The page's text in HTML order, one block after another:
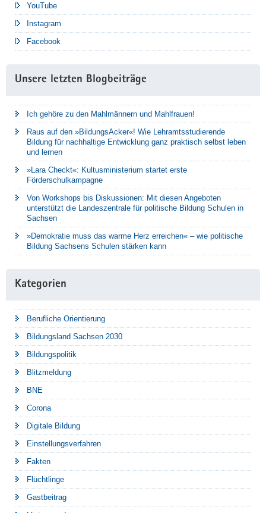
YouTube
Instagram
Facebook
Unsere letzten Blogbeiträge
Ich gehöre zu den Mahlmännern und Mahlfrauen!
Raus auf den »BildungsAcker«! Wie Lehramtsstudierende
Bildung für nachhaltige Entwicklung ganz praktisch selbst leben
und lernen
»Lara Checkt«: Kultusministerium startet erste
Förderschulkampagne
Von Workshops bis Diskussionen: Mit diesen Angeboten
unterstützt die Landeszentrale für politische Bildung Schulen in
Sachsen
»Demokratie muss das warme Herz erreichen« – wie politische
Bildung Sachsens Schulen stärken kann
Kategorien
Berufliche Orientierung
Bildungsland Sachsen 2030
Bildungspolitik
Blitzmeldung
BNE
Corona
Digitale Bildung
Einstellungsverfahren
Fakten
Flüchtlinge
Gastbeitrag